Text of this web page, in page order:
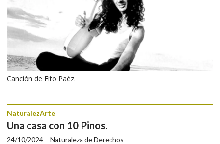
Canción de Fito Paéz.
Una casa con 10 Pinos.
Naturaleza de Derechos
NaturalezArte
24/10/2024